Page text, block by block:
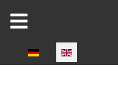
Select your language